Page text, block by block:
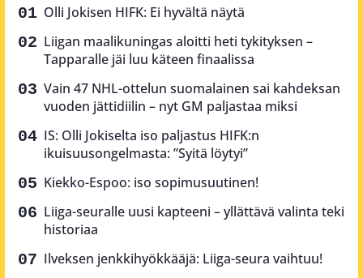
Olli Jokisen HIFK: Ei hyvältä näytä
Liigan maalikuningas aloitti heti tykityksen –
Tapparalle jäi luu käteen finaalissa
Vain 47 NHL-ottelun suomalainen sai kahdeksan
vuoden jättidiilin – nyt GM paljastaa miksi
IS: Olli Jokiselta iso paljastus HIFK:n
ikuisuusongelmasta: ”Syitä löytyi”
Kiekko-Espoo: iso sopimusuutinen!
Liiga-seuralle uusi kapteeni – yllättävä valinta teki
historiaa
Ilveksen jenkkihyökkääjä: Liiga-seura vaihtuu!